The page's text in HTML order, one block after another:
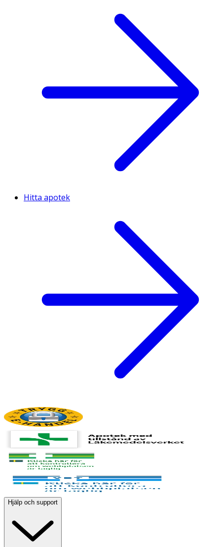
Hitta apotek
Hjälp och support